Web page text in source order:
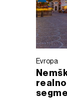
Evropa